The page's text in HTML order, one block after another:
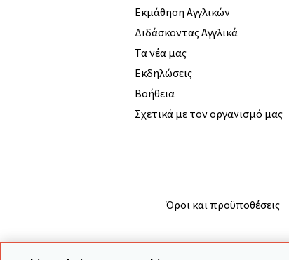
Εκμάθηση Αγγλικών
Διδάσκοντας Αγγλικά
Τα νέα μας
Εκδηλώσεις
Βοήθεια
Σχετικά με τον οργανισμό μας
Όροι και προϋποθέσεις